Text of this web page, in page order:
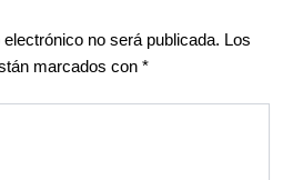
no será publicada. Los
marcados con *